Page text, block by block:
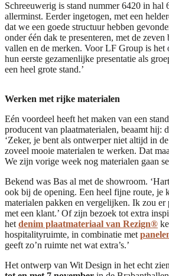
Schreeuwerig is stand nummer 6420 in hal
allerminst. Eerder ingetogen, met een
dat we een goede structuur hebben
onder één dak te presenteren, met de
vallen en de merken. Voor LF Group is het
hun eerste gezamenlijke presentatie als
een heel grote stand.’
Werken met rijke materialen
Eén voordeel heeft het maken van een
producent van plaatmaterialen, beaamt hij:
‘Zeker, je bent als ontwerper niet altijd in
zoveel mooie materialen te werken. Dat
We zijn vorige week nog materialen gaan
Bekend was Bas al met de showroom.
ook bij de opening. Een heel fijne route, je
materialen pakken en vergelijken. Ik zou er
met een klant.’ Of zijn bezoek tot extra
het denim plaatmateriaal van Rezign®
hospitalityruimte, in combinatie met
geeft zo’n ruimte net wat extra’s.’
Het ontwerp van Wit Design in het echt